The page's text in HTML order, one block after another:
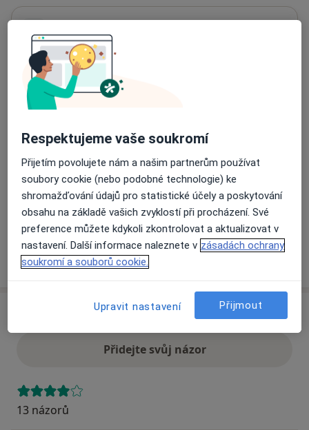
Čechova 665,
Přiblížit mapu
Co mám v takové situaci udělat?
Způsoby platby (soukromé návštěvy)
Na teto adrese lékař přijímá pacienty na pojišťovnu
Detaily
Více
Přidejte svůj názor
13 názorů
Respektujeme vaše soukromí
Přijetím povolujete nám a našim partnerům používat
soubory cookie (nebo podobné technologie) ke
shromažďování údajů pro statistické účely a poskytování
obsahu na základě vašich zvyklostí při procházení. Své
preference můžete kdykoli zkontrolovat a aktualizovat v
nastavení. Další informace naleznete v zásadách ochrany
soukromí a souborů cookie.
Upravit nastavení Přijmout